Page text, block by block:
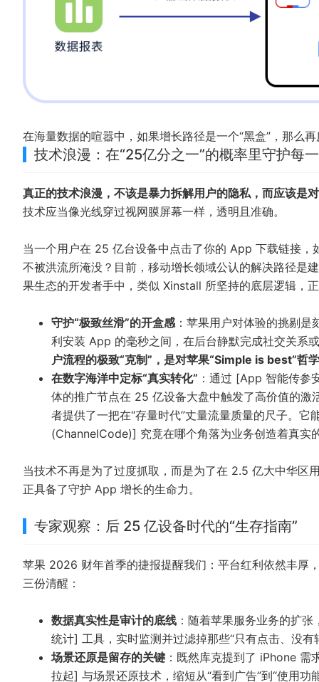
在海量数据的喧嚣中，如果增长路径是一个“黑盒”，那么
技术浪漫：在“25亿分之一”的概率里守护每
真正的技术浪漫，不该是暴力拆解用户的隐私，而应该是
技术应当像光线穿过视网膜屏幕一样，透明且准确。
当一个用户在 25 亿台设备中点击了你的 App 下载链接
不被洪流所淹没？目前，移动增长领域公认的解决路径是
果生态的开发者手中，类似 Xinstall 所坚持的底层逻辑，
守护“极致丝滑”的开盒感 ：苹果用户对体验的挑剔
利安装 App 的毫秒之间，在后台静默完成社交关系
户流程的极致“克制”，是对苹果“Simple is best”哲
在数字海洋中定标“真实转化” ：通过 [App 智能传参
体的推广节点在 25 亿设备大盘中触发了高价值的
者提供了一把在“存量时代”丈量流量质量的尺子。
(ChannelCode)] 究竟在哪个角落为业务创造着真实
当技术不再是为了过度抓取，而是为了在 2.5 亿大中华区
正具备了守护 App 增长的生命力。
专家观察：后 25 亿设备时代的“生存指南”
苹果 2026 财年首季的捷报提醒我们：平台红利依然丰厚
三份清醒：
数据真实性是审计的底线 ：随着苹果服务业务的扩
统计] 工具，实时监测并过滤掉那些“只有点击、没
场景还原是留存的关键 ：既然库克提到了 iPhone
拉起] 与场景还原技术，缩短从“看到广告”到“使用